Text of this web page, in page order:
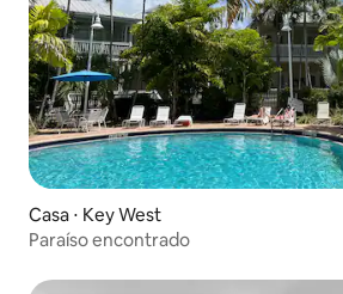
Casa ⋅ Key West
Paraíso encontrado